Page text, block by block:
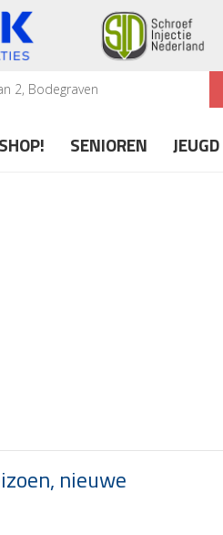
2, Bodegraven
SENIOREN JEUGD
nieuwe